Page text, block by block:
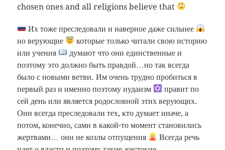
chosen ones and all religions believe that
Их тоже преследовали и наверное даже сильнее
но верующие
которые только читали свою историю
или учения
думают что они единственные и
поэтому это должно быть правдой…но так всегда
было с новыми ветви. Им очень трудно пробиться в
первый раз и именно поэтому иудаизм
правит по
сей день или является родословной этих верующих.
Они всегда преследовали тех, кто думает иначе, а
потом, конечно, сами в какой-то момент становились
жертвами… они не козлы отпущения
Всегда речь